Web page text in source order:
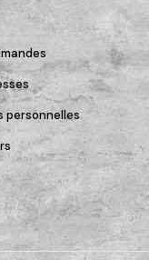
personnelles